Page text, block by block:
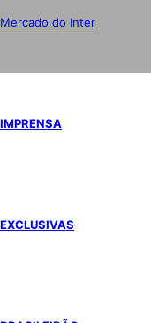
Mercado do Inter
IMPRENSA
EXCLUSIVAS